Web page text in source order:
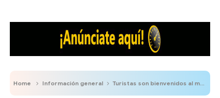
Home Información general Turistas son bienvenidos al municipio Rangel de Mérida en estas vacaciones Escolares 2024